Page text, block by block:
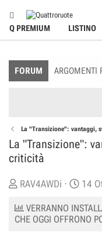
Q PREMIUM LISTINO
FORUM ARGOMENTI
La "Transizione": vantaggi,
La "Transizione":
criticità
C
e
a
RAV4AWDi
D
t
a
14
VERRANNO
CHE OGGI OFFRONO